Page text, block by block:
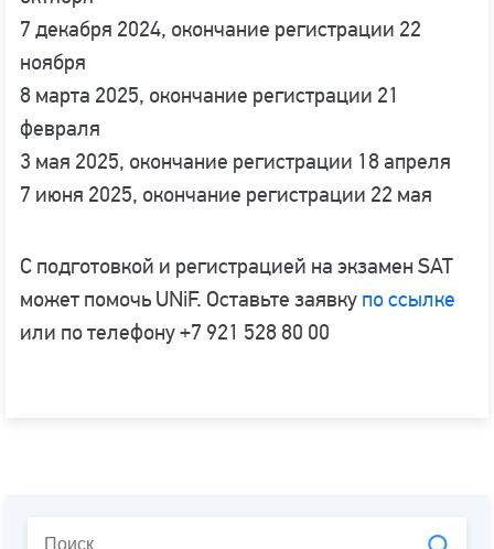
7 декабря 2024, окончание регистрации 22
ноября
8 марта 2025, окончание регистрации 21
февраля
3 мая 2025, окончание регистрации 18 апреля
7 июня 2025, окончание регистрации 22 мая
С подготовкой и регистрацией на экзамен SAT
может помочь UNiF. Оставьте заявку по ссылке
или по телефону +7 921 528 80 00